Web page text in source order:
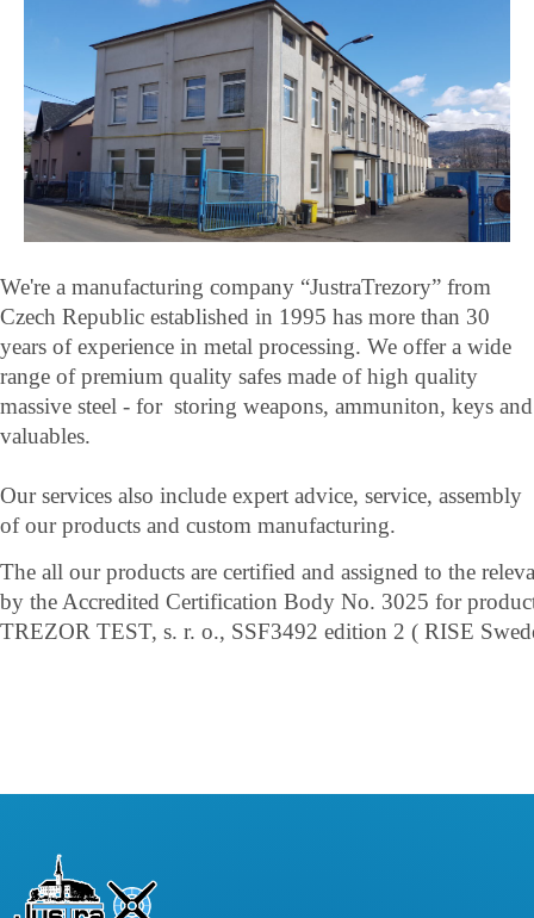
We're a manufacturing company “JustraTrezory” from
Czech Republic established in 1995 has more than 30
years of experience in metal processing. We offer a wide
range of premium quality safes made of high quality
massive steel - for storing weapons, ammuniton, keys and
valuables.
Our services also include expert advice, service, assembly
of our products and custom manufacturing.
The all our products are certified and assigned to the
by the Accredited Certification Body No. 3025 for
TREZOR TEST, s. r. o., SSF3492 edition 2 ( RISE